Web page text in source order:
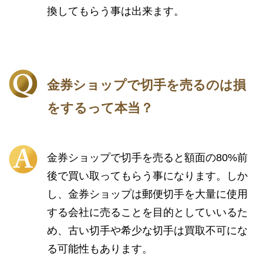
換してもらう事は出来ます。
金券ショップで切手を売るのは損
をするって本当？
金券ショップで切手を売ると額面の80%前
後で買い取ってもらう事になります。しか
し、金券ショップは郵便切手を大量に使用
する会社に売ることを目的としていいるた
め、古い切手や希少な切手は買取不可にな
る可能性もあります。